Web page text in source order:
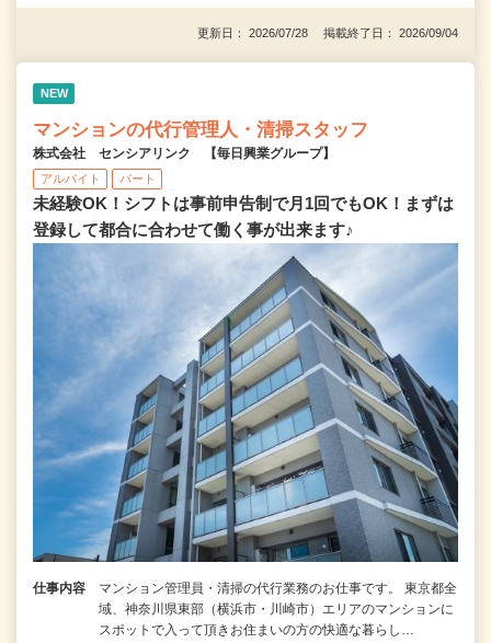
更新日： 2026/07/28 掲載終了日： 2026/09/04
NEW
マンションの代行管理人・清掃スタッフ
株式会社 センシアリンク 【毎日興業グループ】
アルバイト パート
未経験OK！シフトは事前申告制で月1回でもOK！まずは
登録して都合に合わせて働く事が出来ます♪
仕事内容
マンション管理員・清掃の代行業務のお仕事です。 東京都全
域、神奈川県東部（横浜市・川崎市）エリアのマンションに
スポットで入って頂きお住まいの方の快適な暮らし…